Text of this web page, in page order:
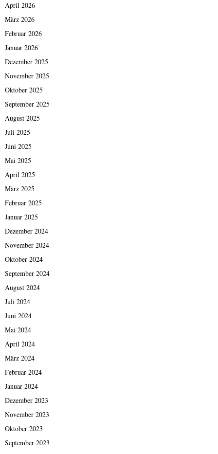
April 2026
März 2026
Februar 2026
Januar 2026
Dezember 2025
November 2025
Oktober 2025
September 2025
August 2025
Juli 2025
Juni 2025
Mai 2025
April 2025
März 2025
Februar 2025
Januar 2025
Dezember 2024
November 2024
Oktober 2024
September 2024
August 2024
Juli 2024
Juni 2024
Mai 2024
April 2024
März 2024
Februar 2024
Januar 2024
Dezember 2023
November 2023
Oktober 2023
September 2023